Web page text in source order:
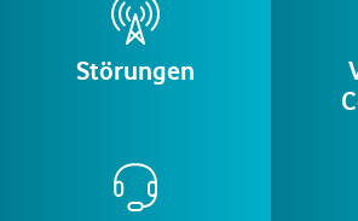
Störungen